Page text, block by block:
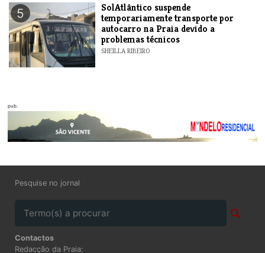
5
SolAtlântico suspende
temporariamente transporte por
autocarro na Praia devido a
problemas técnicos
SHEILLA RIBEIRO
pub.
Pesquise no jornal
Contactos
Redacção da Praia: